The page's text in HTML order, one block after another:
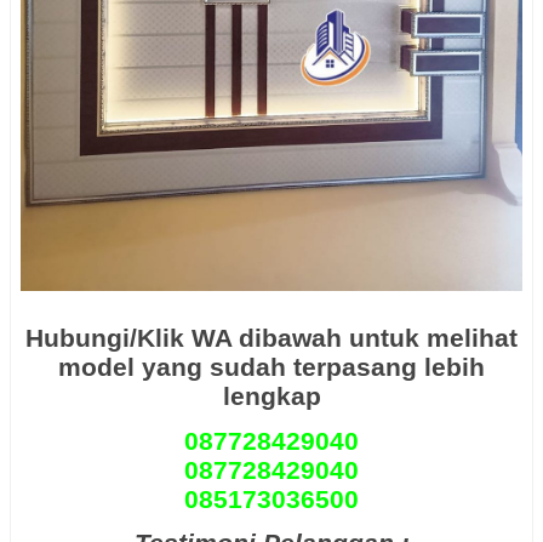
Hubungi/Klik WA dibawah untuk melihat
model yang sudah terpasang lebih
lengkap
087728429040
087728429040
085173036500